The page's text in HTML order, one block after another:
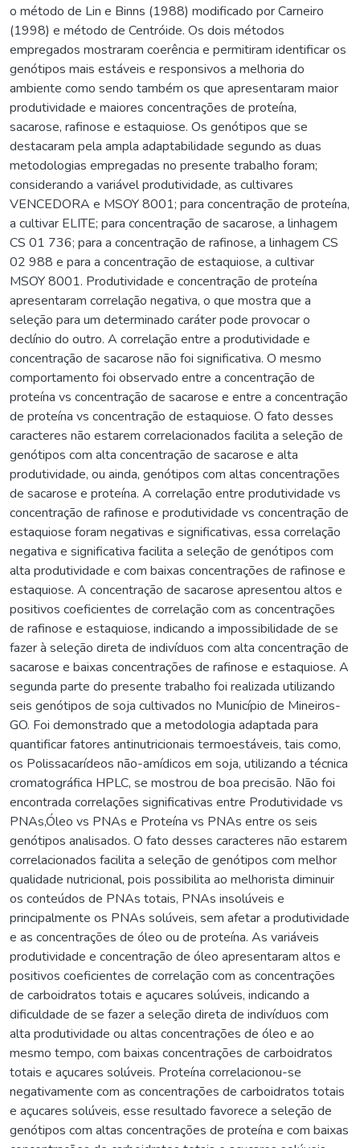
o método de Lin e Binns (1988) modificado por Carneiro
(1998) e método de Centróide. Os dois métodos
empregados mostraram coerência e permitiram identificar os
genótipos mais estáveis e responsivos a melhoria do
ambiente como sendo também os que apresentaram maior
produtividade e maiores concentrações de proteína,
sacarose, rafinose e estaquiose. Os genótipos que se
destacaram pela ampla adaptabilidade segundo as duas
metodologias empregadas no presente trabalho foram;
considerando a variável produtividade, as cultivares
VENCEDORA e MSOY 8001; para concentração de proteína,
a cultivar ELITE; para concentração de sacarose, a linhagem
CS 01 736; para a concentração de rafinose, a linhagem CS
02 988 e para a concentração de estaquiose, a cultivar
MSOY 8001. Produtividade e concentração de proteína
apresentaram correlação negativa, o que mostra que a
seleção para um determinado caráter pode provocar o
declínio do outro. A correlação entre a produtividade e
concentração de sacarose não foi significativa. O mesmo
comportamento foi observado entre a concentração de
proteína vs concentração de sacarose e entre a concentração
de proteína vs concentração de estaquiose. O fato desses
caracteres não estarem correlacionados facilita a seleção de
genótipos com alta concentração de sacarose e alta
produtividade, ou ainda, genótipos com altas concentrações
de sacarose e proteína. A correlação entre produtividade vs
concentração de rafinose e produtividade vs concentração de
estaquiose foram negativas e significativas, essa correlação
negativa e significativa facilita a seleção de genótipos com
alta produtividade e com baixas concentrações de rafinose e
estaquiose. A concentração de sacarose apresentou altos e
positivos coeficientes de correlação com as concentrações
de rafinose e estaquiose, indicando a impossibilidade de se
fazer à seleção direta de indivíduos com alta concentração de
sacarose e baixas concentrações de rafinose e estaquiose. A
segunda parte do presente trabalho foi realizada utilizando
seis genótipos de soja cultivados no Município de Mineiros-
GO. Foi demonstrado que a metodologia adaptada para
quantificar fatores antinutricionais termoestáveis, tais como,
os Polissacarídeos não-amídicos em soja, utilizando a técnica
cromatográfica HPLC, se mostrou de boa precisão. Não foi
encontrada correlações significativas entre Produtividade vs
PNAs,Óleo vs PNAs e Proteína vs PNAs entre os seis
genótipos analisados. O fato desses caracteres não estarem
correlacionados facilita a seleção de genótipos com melhor
qualidade nutricional, pois possibilita ao melhorista diminuir
os conteúdos de PNAs totais, PNAs insolúveis e
principalmente os PNAs solúveis, sem afetar a produtividade
e as concentrações de óleo ou de proteína. As variáveis
produtividade e concentração de óleo apresentaram altos e
positivos coeficientes de correlação com as concentrações
de carboidratos totais e açucares solúveis, indicando a
dificuldade de se fazer a seleção direta de indivíduos com
alta produtividade ou altas concentrações de óleo e ao
mesmo tempo, com baixas concentrações de carboidratos
totais e açucares solúveis. Proteína correlacionou-se
negativamente com as concentrações de carboidratos totais
e açucares solúveis, esse resultado favorece a seleção de
genótipos com altas concentrações de proteína e com baixas